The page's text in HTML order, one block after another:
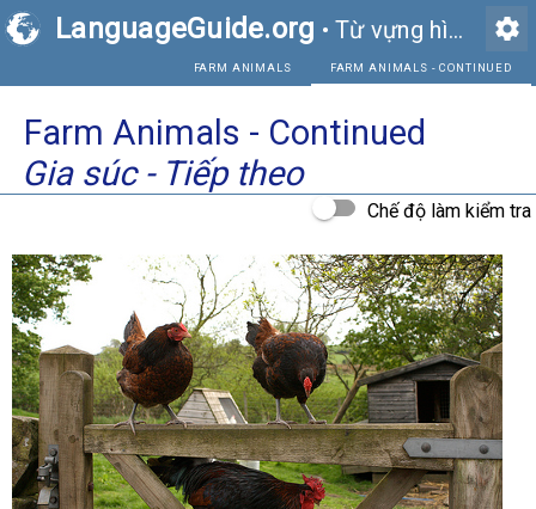
LanguageGuide.org • Từ vựng hình ảnh tiếng Anh settings
Farm Animals - Continued
Gia súc - Tiếp theo
Chế độ làm kiểm tra